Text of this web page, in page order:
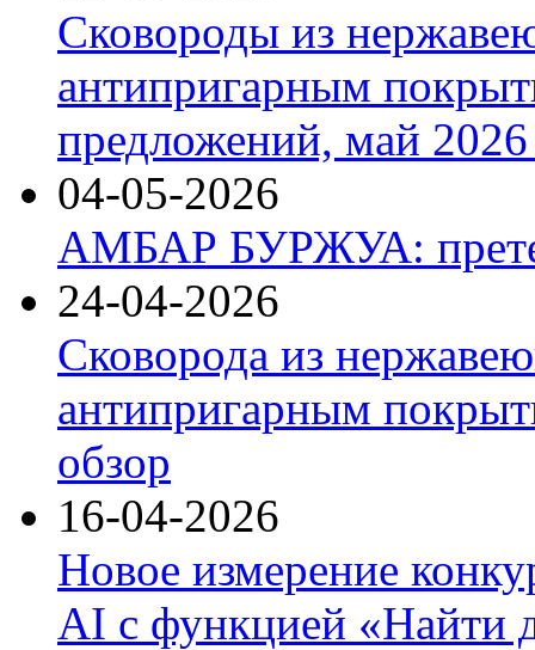
Сковороды из
антипригарным
предложений, май 2026
04-05-2026
АМБАР БУРЖУА:
24-04-2026
Сковорода из
антипригарным
обзор
16-04-2026
Новое измерение
AI с функцией «Найти